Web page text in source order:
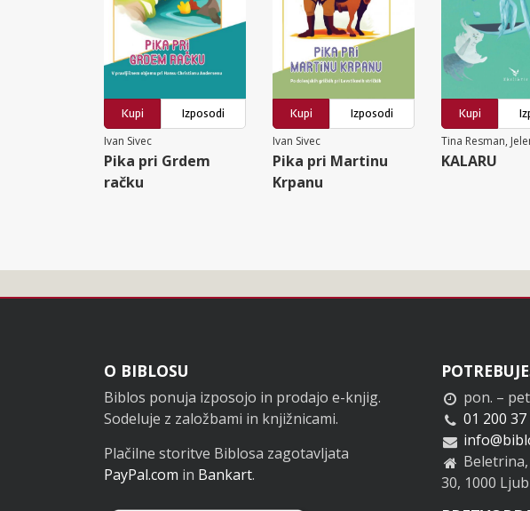
Kupi
Izposodi
Ivan Sivec
Pika pri Grdem
račku
Kupi
Izposodi
Ivan Sivec
Pika pri Martinu
Krpanu
Kupi
Tina Resman,
KALARU
Noga
O BIBLOSU
Biblos ponuja izposojo in prodajo e-knjig.
Sodeluje z založbami in knjižnicami.
Plačilne storitve Biblosa zagotavljata
PayPal.com in Bankart.
pon. –
01 200 37
30, 1000